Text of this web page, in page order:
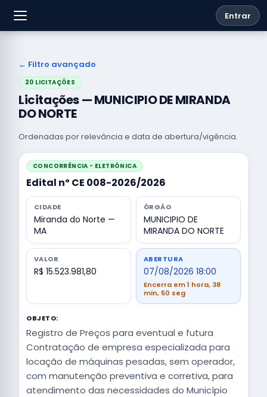
Entrar
← Filtro avançado
20 LICITAÇÕES
Licitações — MUNICIPIO DE MIRANDA
DO NORTE
Ordenadas por relevância e data de abertura/vigência.
CONCORRÊNCIA - ELETRÔNICA
Edital nº CE 008-2026/2026
CIDADE
Miranda do Norte —
MA
ÓRGÃO
MUNICIPIO DE
MIRANDA DO NORTE
VALOR
R$ 15.523.981,80
ABERTURA
07/08/2026 18:00
Encerra em 1 hora, 38
min, 50 seg
OBJETO:
Registro de Preços para eventual e futura
Contratação de empresa especializada para
locação de máquinas pesadas, sem operador,
com manutenção preventiva e corretiva, para
atendimento das necessidades do Município